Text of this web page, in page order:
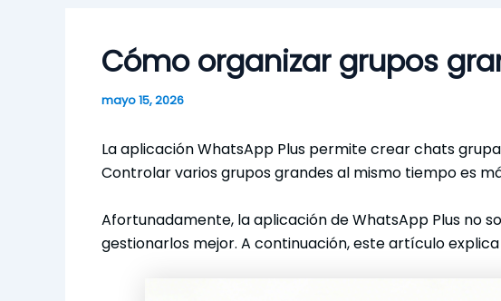
Cómo organizar grupos
mayo 15, 2026
La aplicación WhatsApp Plus permite crear chats
Controlar varios grupos grandes al mismo tiempo es
Afortunadamente, la aplicación de WhatsApp Plus no
gestionarlos mejor. A continuación, este artículo